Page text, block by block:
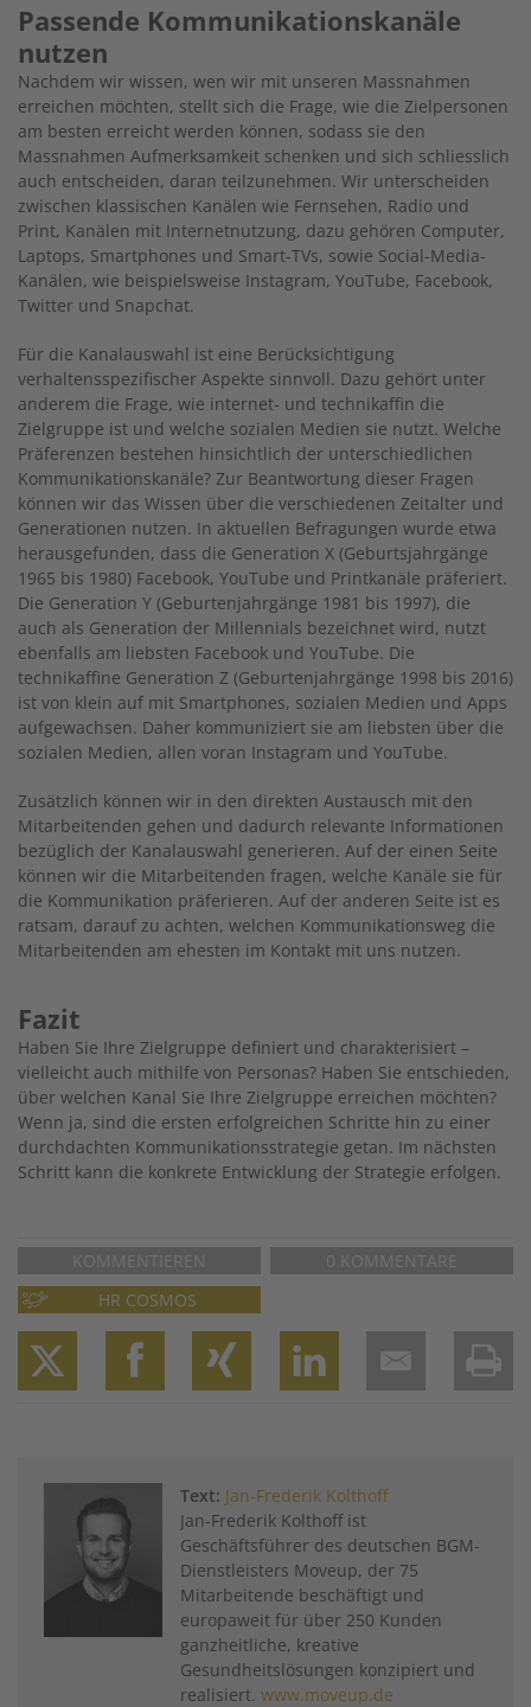
Passende Kommunikationskanäle
nutzen
Nachdem wir wissen, wen wir mit unseren Massnahmen
erreichen möchten, stellt sich die Frage, wie die Zielpersonen
am besten erreicht werden können, sodass sie den
Massnahmen Aufmerksamkeit schenken und sich schliesslich
auch entscheiden, daran teilzunehmen. Wir unterscheiden
zwischen klassischen Kanälen wie Fernsehen, Radio und
Print, Kanälen mit Internetnutzung, dazu gehören Computer,
Laptops, Smartphones und Smart-TVs, sowie Social-Media-
Kanälen, wie beispielsweise Instagram, YouTube, Facebook,
Twitter und Snapchat.
Für die Kanalauswahl ist eine Berücksichtigung
verhaltensspezifischer Aspekte sinnvoll. Dazu gehört unter
anderem die Frage, wie internet- und technikaffin die
Zielgruppe ist und welche sozialen Medien sie nutzt. Welche
Präferenzen bestehen hinsichtlich der unterschiedlichen
Kommunikationskanäle? Zur Beantwortung dieser Fragen
können wir das Wissen über die verschiedenen Zeitalter und
Generationen nutzen. In aktuellen Befragungen wurde etwa
herausgefunden, dass die Generation X (Geburtsjahrgänge
1965 bis 1980) Facebook, YouTube und Printkanäle präferiert.
Die Generation Y (Geburtenjahrgänge 1981 bis 1997), die
auch als Generation der Millennials bezeichnet wird, nutzt
ebenfalls am liebsten Facebook und YouTube. Die
technikaffine Generation Z (Geburtenjahrgänge 1998 bis 2016)
ist von klein auf mit Smartphones, sozialen Medien und Apps
aufgewachsen. Daher kommuniziert sie am liebsten über die
sozialen Medien, allen voran Instagram und YouTube.
Zusätzlich können wir in den direkten Austausch mit den
Mitarbeitenden gehen und dadurch relevante Informationen
bezüglich der Kanalauswahl generieren. Auf der einen Seite
können wir die Mitarbeitenden fragen, welche Kanäle sie für
die Kommunikation präferieren. Auf der anderen Seite ist es
ratsam, darauf zu achten, welchen Kommunikationsweg die
Mitarbeitenden am ehesten im Kontakt mit uns nutzen.
Fazit
Haben Sie Ihre Zielgruppe definiert und charakterisiert –
vielleicht auch mithilfe von Personas? Haben Sie entschieden,
über welchen Kanal Sie Ihre Zielgruppe erreichen möchten?
Wenn ja, sind die ersten erfolgreichen Schritte hin zu einer
durchdachten Kommunikationsstrategie getan. Im nächsten
Schritt kann die konkrete Entwicklung der Strategie erfolgen.
KOMMENTIEREN
0 KOMMENTARE
HR COSMOS
Text: Jan-Frederik Kolthoff
Jan-Frederik Kolthoff ist
Geschäftsführer des deutschen BGM-
Dienstleisters Moveup, der 75
Mitarbeitende beschäftigt und
europaweit für über 250 Kunden
ganzheitliche, kreative
Gesundheitslösungen konzipiert und
realisiert. www.moveup.de